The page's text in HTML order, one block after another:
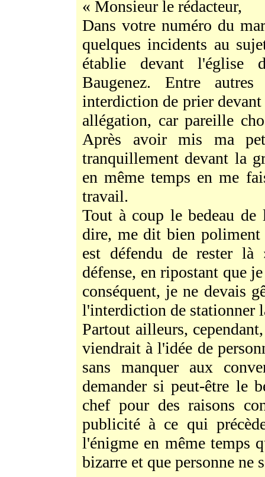
« Monsieur le rédacteur,
Dans votre numéro du
quelques incidents au
établie devant l'église
Baugenez. Entre
interdiction de prier
allégation, car pareille
Après avoir mis ma
tranquillement devant la
en même temps en me
travail.
Tout à coup le bedeau
dire, me dit bien
est défendu de rester
défense, en ripostant que
conséquent, je ne devais
l'interdiction de stationner
Partout ailleurs,
viendrait à l'idée de
sans manquer aux
demander si peut-être le
chef pour des raisons
publicité à ce qui
l'énigme en même temps
bizarre et que personne ne